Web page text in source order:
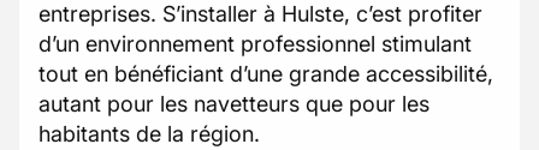
entreprises. S’installer à Hulste, c’est profiter
d’un environnement professionnel stimulant
tout en bénéficiant d’une grande accessibilité,
autant pour les navetteurs que pour les
habitants de la région.